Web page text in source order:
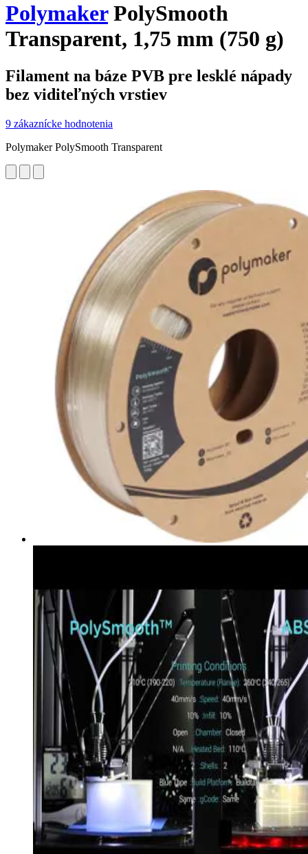
PolymakerPolySmooth
Transparent, 1,75 mm (750 g)
Filament na báze PVB pre lesklé nápady
bez viditeľných vrstiev
9 zákaznícke hodnotenia
Polymaker PolySmooth Transparent